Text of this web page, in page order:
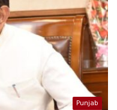
Punjab